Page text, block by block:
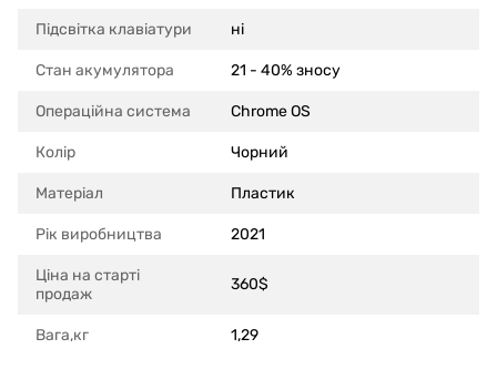
Підсвітка клавіатури ні
Стан акумулятора 21 - 40% зносу
Операційна система Chrome OS
Колір Чорний
Матеріал Пластик
Рік виробництва 2021
Ціна на старті
продаж
360$
Вага,кг 1,29